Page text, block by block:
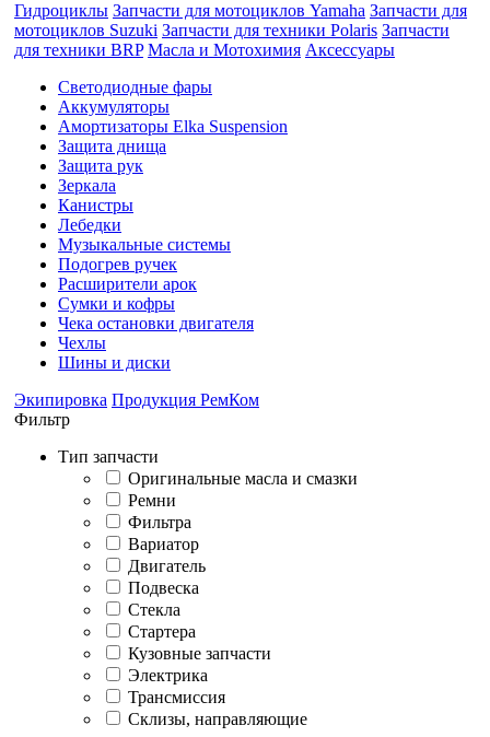
Гидроциклы Запчасти для мотоциклов Yamaha Запчасти для
мотоциклов Suzuki Запчасти для техники Polaris Запчасти
для техники BRP Масла и Мотохимия Аксессуары
Cветодиодные фары
Аккумуляторы
Амортизаторы Elka Suspension
Защита днища
Защита рук
Зеркала
Канистры
Лебедки
Музыкальные системы
Подогрев ручек
Расширители арок
Сумки и кофры
Чека остановки двигателя
Чехлы
Шины и диски
Экипировка Продукция РемКом
Фильтр
Тип запчасти
Оригинальные масла и смазки
Ремни
Фильтра
Вариатор
Двигатель
Подвеска
Стекла
Стартера
Кузовные запчасти
Электрика
Трансмиссия
Склизы, направляющие